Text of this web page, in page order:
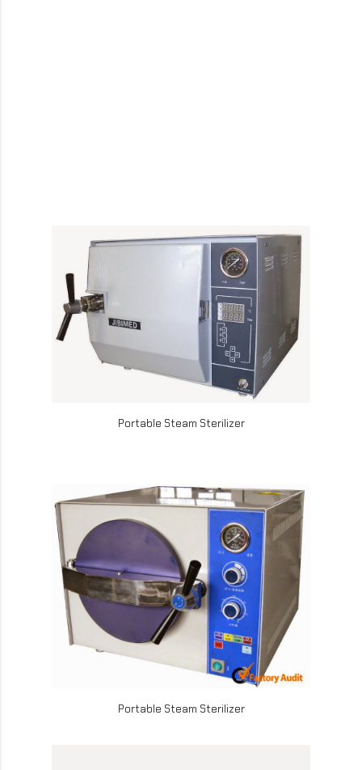
Portable Steam Sterilizer
Portable Steam Sterilizer